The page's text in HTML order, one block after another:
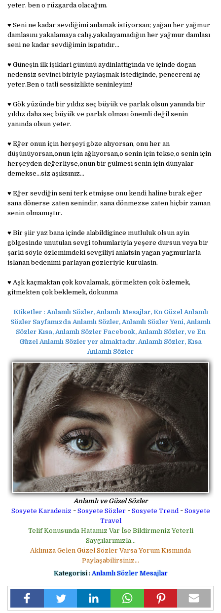
yeter. ben o rüzgarda olacağım.
♥ Seni ne kadar sevdiğimi anlamak istiyorsan; yağan her yağmur
damlasını yakalamaya calış.yakalayamadığın her yağmur damlası
seni ne kadar sevdiğimin ispatıdır...
♥ Güneşin ilk işiklari gününü aydinlattiginda ve içinde dogan
nedensiz sevinci biriyle paylaşmak istediginde, pencereni aç
yeter.Ben o tatli sessizlikte seninleyim!
♥ Gök yüzünde bir yıldız seç büyük ve parlak olsun yanında bir
yıldız daha seç büyük ve parlak olması önemli değil senin
yanında olsun yeter.
♥ Eğer onun için herşeyi göze alıyorsan, onu her an
düşünüyorsan,onun için ağlıyorsan,o senin için tekse,o senin için
herşeyden değerliyse,onun bir gülmesi senin için dünyalar
demekse...siz aşıksınız...
♥ Eğer sevdiğin seni terk etmişse onu kendi haline bırak eğer
sana dönerse zaten senindir, sana dönmezse zaten hiçbir zaman
senin olmamıştır.
♥ Bir şiir yaz bana içinde alabildigince mutluluk olsun ayin
gölgesinde unutulan sevgi tohumlariyla yeşere dursun veya bir
şarki söyle özlemimdeki sevgiliyi anlatsin yagan yagmurlarla
islanan bedenimi parlayan gözleriyle kurulasin.
♥ Aşk kaçmaktan çok kovalamak, görmekten çok özlemek,
gitmekten çok beklemek, dokunma
Etiketler : Anlamlı Sözler, Anlamlı Mesajlar, En Güzel Anlamlı
Sözler Sayfamızda Anlamlı Sözler, Anlamlı Sözler Yeni, Anlamlı
Sözler Kısa, Anlamlı Sözler Facebook, Anlamlı Sözler, ve En
Güzel Anlamlı Sözler yer almaktadır. Anlamlı Sözler, Kısa
Anlamlı Sözler
Anlamlı ve Güzel Sözler
Sosyete Karadeniz ~ Sosyete Sözler ~ Sosyete Trend~ Sosyete
Travel
Telif Konusunda Hatamız Var İse Bildirmeniz Yeterli
Saygılarımızla...
Aklınıza Gelen Güzel Sözler Varsa Yorum Kısmında
Paylaşabilirsiniz...
Kategorisi : Anlamlı Sözler Mesajlar